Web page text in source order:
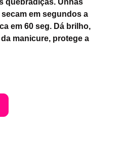
em segundos a
em 60 seg. Dá brilho,
manicure, protege a